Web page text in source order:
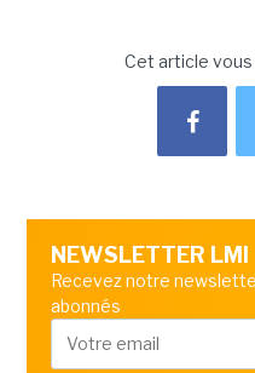
Cet article vous
NEWSLETTER LMI
Recevez notre
abonnés